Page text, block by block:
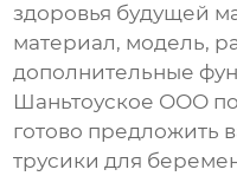
здоровья будущей
материал, модель,
дополнительные
Шаньтоуское ООО
готово предложить
трусики для